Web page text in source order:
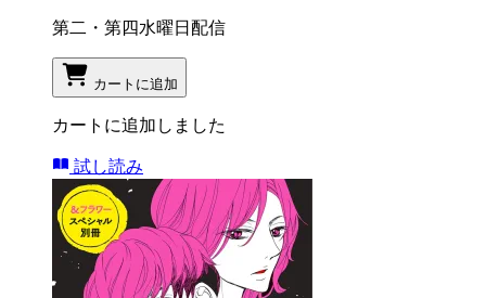
第二・第四水曜日配信
カートに追加
カートに追加しました
試し読み